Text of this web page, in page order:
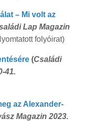
– Mi volt az
Lap Magazin
folyóirat)
(Családi
41.
az Alexander-
Magazin 2023.